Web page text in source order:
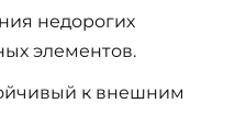
недорогих
элементов.
к внешним